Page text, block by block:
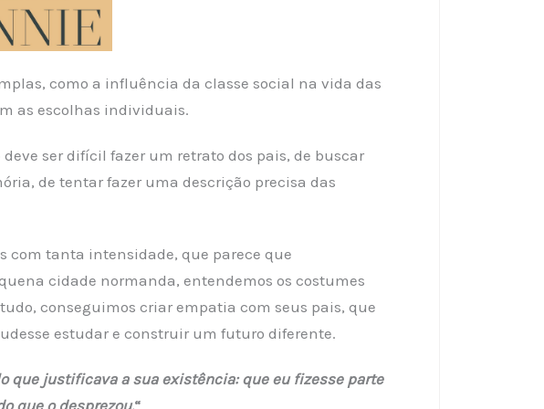
como a influência da classe social na vida das
as escolhas individuais.
ser difícil fazer um retrato dos pais, de buscar
de tentar fazer uma descrição precisa das
com tanta intensidade, que parece que
cidade normanda, entendemos os costumes
conseguimos criar empatia com seus pais, que
estudar e construir um futuro diferente.
que justificava a sua existência: que eu fizesse parte
que o desprezou.“